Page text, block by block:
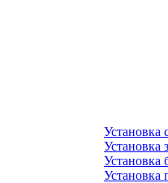
Установка
Установка
Установка